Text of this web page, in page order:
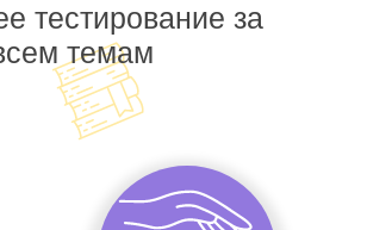
тестирование за
темам